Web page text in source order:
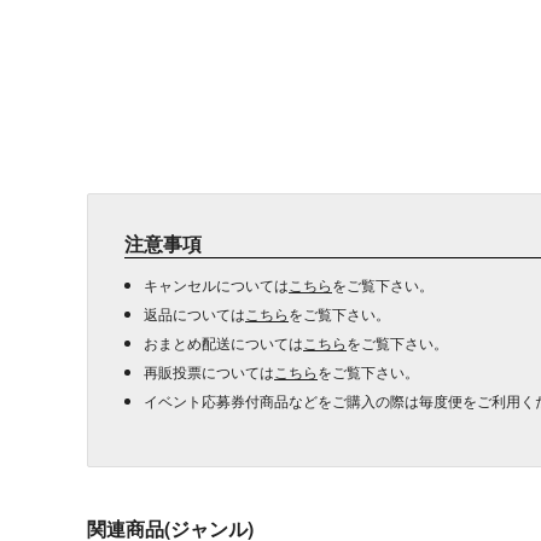
注意事項
キャンセルについては こちらをご覧下さい。
返品については こちらをご覧下さい。
おまとめ配送については こちらをご覧下さい。
再販投票については こちらをご覧下さい。
イベント応募券付商品などをご購入の際は毎度便をご利用く
関連商品(ジャンル)